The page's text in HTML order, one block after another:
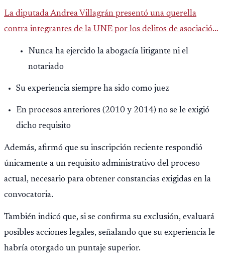
La diputada Andrea Villagrán presentó una querella
contra integrantes de la UNE por los delitos de asociación
Nunca ha ejercido la abogacía litigante ni el
notariado
Su experiencia siempre ha sido como juez
En procesos anteriores (2010 y 2014) no se le exigió
dicho requisito
Además, afirmó que su inscripción reciente respondió
únicamente a un requisito administrativo del proceso
actual, necesario para obtener constancias exigidas en la
convocatoria.
También indicó que, si se confirma su exclusión, evaluará
posibles acciones legales, señalando que su experiencia le
habría otorgado un puntaje superior.